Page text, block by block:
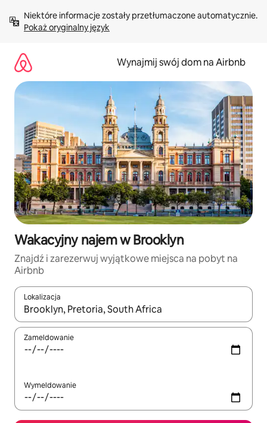
treści Pokaż oryginalny język
Wynajmij swój dom na Airbnb
Wakacyjny najem w Brooklyn
Znajdź i zarezerwuj wyjątkowe miejsca na pobyt na
Airbnb
Lokalizacja
Gdy wyniki będą dostępne, możesz poruszać się po nich za
Zameldowanie
Wymeldowanie